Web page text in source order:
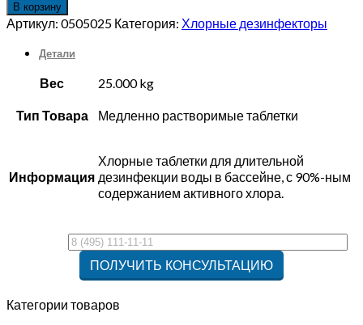
В корзину
Артикул: 0505025 Категория: Хлорные дезинфекторы
Детали
Вес 25.000 kg
Тип Товара Медленно растворимые таблетки
Информация
Хлорные таблетки для длительной
дезинфекции воды в бассейне, с 90%-ным
содержанием активного хлора.
Категории товаров